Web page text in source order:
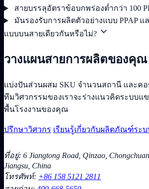
สายบรรลุอัตราข้อบกพร่องต่ำกว่า 100
มันรองรับการผลิตตัวอย่างแบบ PPAP แ
แบบบนสายเดียวกันหรือไม่?
วางแผนสายการผลิตของคุณ
แบ่งปันส่วนผสม SKU จำนวนสถานี และค
ทีมวิศวกรรมของเราจะร่างแนวคิดระบบแ
พื้นโรงงานของคุณ
ปรึกษาวิศวกร เรียนรู้เกี่ยวกับผลิตภัณฑ์ระ
ที่อยู่: 6 Jiangtong Road, Qinzao,
Jiangsu, China
โทรศัพท์: +86 158 5121 2811